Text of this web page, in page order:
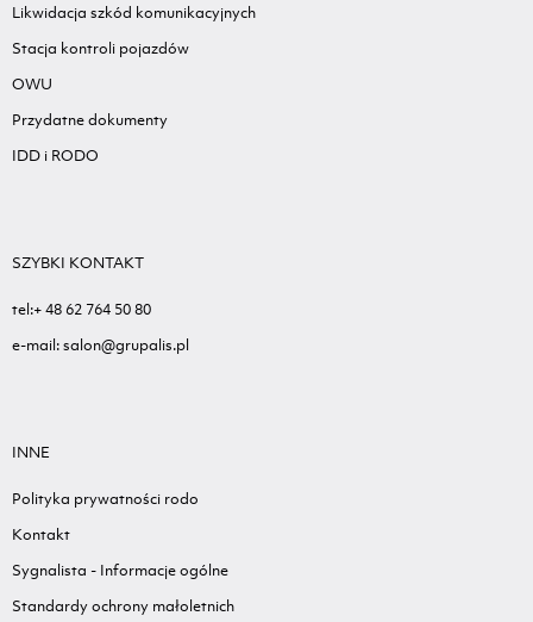
Likwidacja szkód komunikacyjnych
Stacja kontroli pojazdów
OWU
Przydatne dokumenty
IDD i RODO
SZYBKI KONTAKT
tel:+ 48 62 764 50 80
e-mail: salon@grupalis.pl
INNE
Polityka prywatności rodo
Kontakt
Sygnalista - Informacje ogólne
Standardy ochrony małoletnich